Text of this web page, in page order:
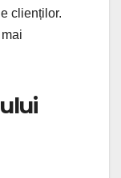
clienților.